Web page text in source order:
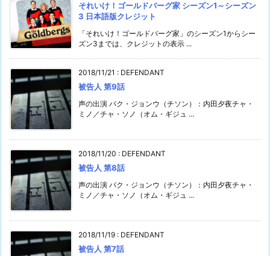
それいけ！ゴールドバーグ家 シーズン1～シーズン
3 日本語版クレジット
「それいけ！ゴールドバーグ家」のシーズン1からシー
ズン3までは、クレジットの表示 ...
2018/11/21 : DEFENDANT
被告人 第9話
声の出演 パク・ジョンウ（チソン）：内田夕夜チャ・
ミノ／チャ・ソノ（オム・ギジュ ...
2018/11/20 : DEFENDANT
被告人 第8話
声の出演 パク・ジョンウ（チソン）：内田夕夜チャ・
ミノ／チャ・ソノ（オム・ギジュ ...
2018/11/19 : DEFENDANT
被告人 第7話